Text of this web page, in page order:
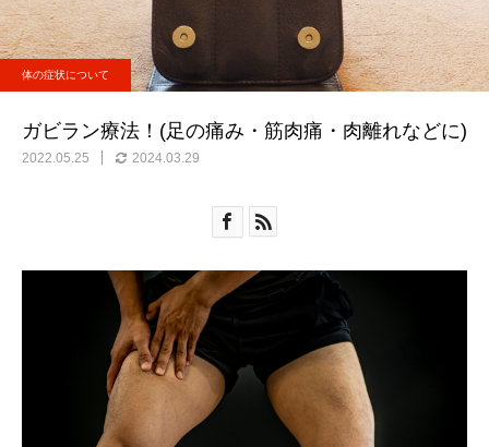
産前・産後整体 鍼灸施
体の症状について
京都市で整体ならしゅん太
鍼灸整骨院・整体院へ
不調改善
学生リカバリー整体｜
合・合宿・遠征後の疲
復とコンディショニン
体の症状について
ガビラン療法！(足の痛み・筋肉痛・肉離れなどに)
2022.05.25 2024.03.29